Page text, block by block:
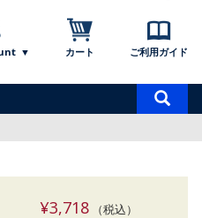
カート ご利用ガイド
索
¥3,718（税込）